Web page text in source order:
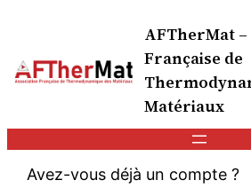
AFTherMat
Française de
Matériaux
Avez-vous déjà un compte ?